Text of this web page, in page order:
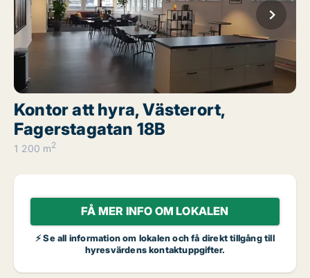
Kontor att hyra, Västerort,
Fagerstagatan 18B
1 200 m2
FÅ MER INFO OM LOKALEN
⚡ Se all information om lokalen och få direkt tillgång till
hyresvärdens kontaktuppgifter.